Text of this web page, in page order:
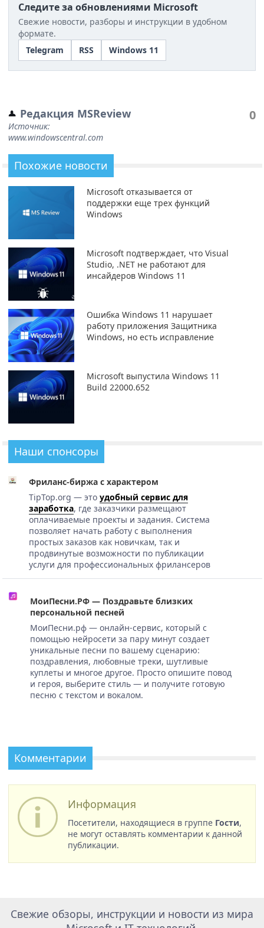
Следите за обновлениями Microsoft
Свежие новости, разборы и инструкции в удобном
формате.
Telegram
RSS Windows 11
Редакция MSReview
Источник:
www.windowscentral.com
0
Похожие новости
Microsoft отказывается от
поддержки еще трех функций
Windows
Microsoft подтверждает, что Visual
Studio, .NET не работают для
инсайдеров Windows 11
Ошибка Windows 11 нарушает
работу приложения Защитника
Windows, но есть исправление
Microsoft выпустила Windows 11
Build 22000.652
Наши спонсоры
Фриланс-биржа с характером
TipTop.org — это удобный сервис для
заработка, где заказчики размещают
оплачиваемые проекты и задания. Система
позволяет начать работу с выполнения
простых заказов как новичкам, так и
продвинутые возможности по публикации
услуги для профессиональных фрилансеров
МоиПесни.РФ — Поздравьте близких
персональной песней
МоиПесни.рф — онлайн-сервис, который с
помощью нейросети за пару минут создает
уникальные песни по вашему сценарию:
поздравления, любовные треки, шутливые
куплеты и многое другое. Просто опишите повод
и героя, выберите стиль — и получите готовую
песню с текстом и вокалом.
Комментарии
Информация
Посетители, находящиеся в группе Гости,
не могут оставлять комментарии к данной
публикации.
Свежие обзоры, инструкции и новости из мира